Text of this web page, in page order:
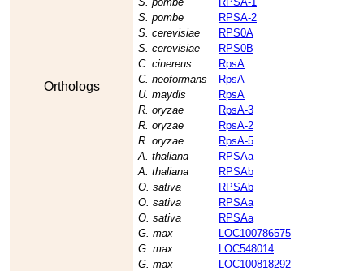
Orthologs
S. pombe
RPSA-2
S. cerevisiae
RPS0A
S. cerevisiae
RPS0B
C. cinereus
RpsA
C. neoformans
RpsA
U. maydis
RpsA
R. oryzae
RpsA-3
R. oryzae
RpsA-2
R. oryzae
RpsA-5
A. thaliana
RPSAa
A. thaliana
RPSAb
O. sativa
RPSAb
O. sativa
RPSAa
O. sativa
RPSAa
G. max
LOC100786575
G. max
LOC548014
G. max
LOC100818292